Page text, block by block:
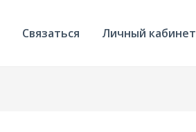
Связаться Личный кабинет